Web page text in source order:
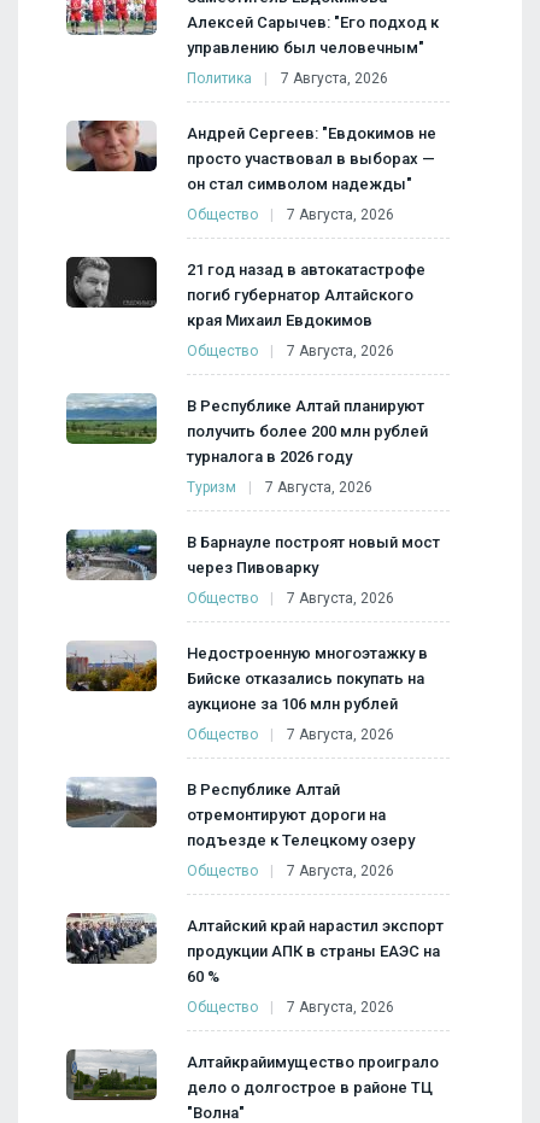
Алексей Сарычев: "Его подход к
управлению был человечным"
Политика 7 Августа, 2026
Андрей Сергеев: "Евдокимов не
просто участвовал в выборах —
он стал символом надежды"
Общество 7 Августа, 2026
21 год назад в автокатастрофе
погиб губернатор Алтайского
края Михаил Евдокимов
Общество 7 Августа, 2026
В Республике Алтай планируют
получить более 200 млн рублей
турналога в 2026 году
Туризм 7 Августа, 2026
В Барнауле построят новый мост
через Пивоварку
Общество 7 Августа, 2026
Недостроенную многоэтажку в
Бийске отказались покупать на
аукционе за 106 млн рублей
Общество 7 Августа, 2026
В Республике Алтай
отремонтируют дороги на
подъезде к Телецкому озеру
Общество 7 Августа, 2026
Алтайский край нарастил экспорт
продукции АПК в страны ЕАЭС на
60 %
Общество 7 Августа, 2026
Алтайкрайимущество проиграло
дело о долгострое в районе ТЦ
"Волна"